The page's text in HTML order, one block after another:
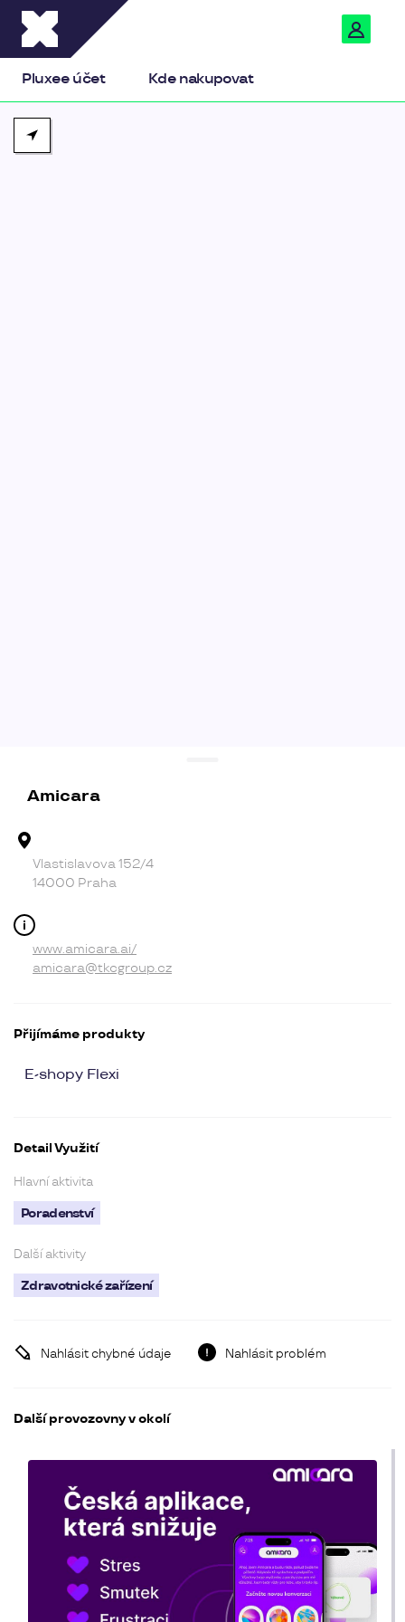
Pluxee účet Kde nakupovat
Amicara
Vlastislavova 152/4
14000 Praha
www.amicara.ai/
amicara@tkcgroup.cz
Přijímáme produkty
E-shopy Flexi
Detail Využití
Hlavní aktivita
Poradenství
Další aktivity
Zdravotnické zařízení
Nahlásit chybné údaje Nahlásit problém
Další provozovny v okolí